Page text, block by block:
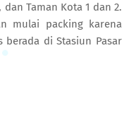
dan Taman Kota 1 dan 2.
mulai packing karena
berada di Stasiun Pasar